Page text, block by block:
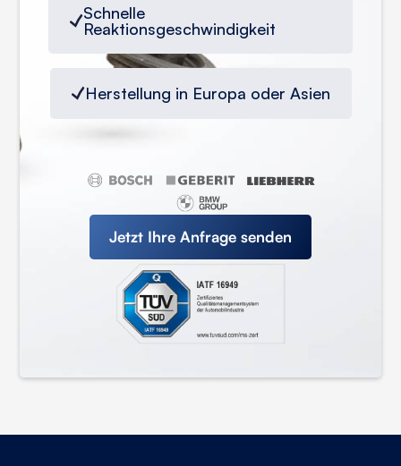
Schnelle
Reaktionsgeschwindigkeit
Herstellung in Europa oder Asien
Jetzt Ihre Anfrage senden